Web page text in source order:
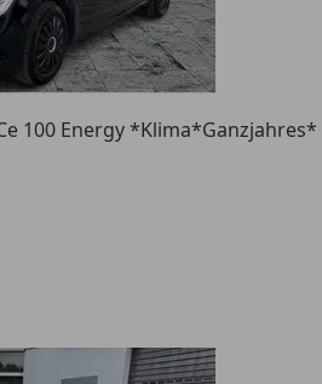
100 Energy *Klima*Ganzjahres*